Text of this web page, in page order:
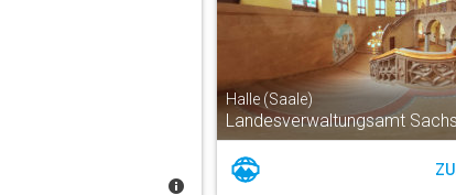
Halle (Saale)
Landesverwaltungsamt